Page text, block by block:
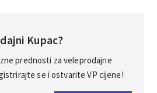
Kupac?
prednosti za veleprodajne
se i ostvarite VP cijene!